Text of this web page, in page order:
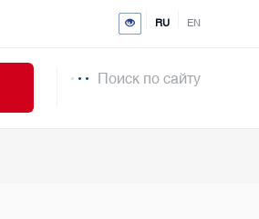
RU EN
Поиск по сайту